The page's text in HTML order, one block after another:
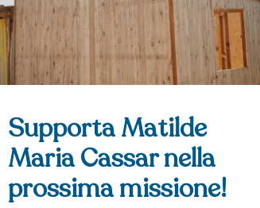
Supporta Matilde
Maria Cassar nella
prossima missione!